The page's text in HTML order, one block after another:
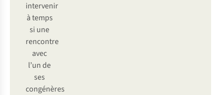
intervenir
à temps
si une
rencontre
avec
l’un de
ses
congénères